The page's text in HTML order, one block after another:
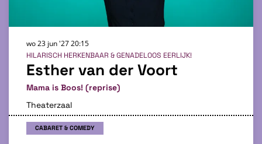
Esther van der Voort
Mama is Boos! (reprise)
HILARISCH HERKENBAAR & GENADELOOS EERLIJK!
wo 23 jun '2720:15
Theaterzaal
CABARET & COMEDY